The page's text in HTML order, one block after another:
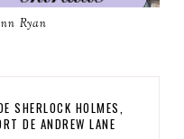
Ryan
SHERLOCK HOLMES,
DE ANDREW LANE